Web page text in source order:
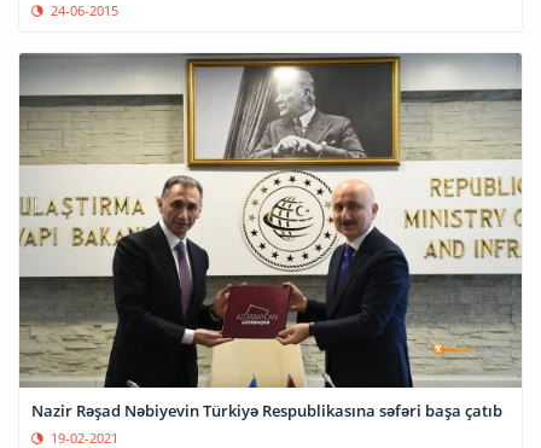
24-06-2015
Nazir Rəşad Nəbiyevin Türkiyə Respublikasına səfəri başa çatıb
19-02-2021